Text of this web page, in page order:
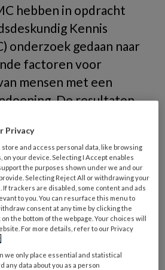
hebben in opdracht
Kennis
onderzoek gedaan naar
factoren voor
mensen met een
De resultaten
was om inzicht te
en
kenmerken relevant zijn
en arbeidsongeschiktheid
een chronische
lag daarbij op een
chronische
Privacy
and access personal data, like browsing
your device. Selecting I Accept enables
the purposes shown under we and our
Selecting Reject All or withdrawing your
If trackers are disabled, some content and ads
to you. You can resurface this menu to
consent at any time by clicking the
the bottom of the webpage. Your choices will
For more details, refer to our Privacy
we only place essential and statistical
any data about you as a person